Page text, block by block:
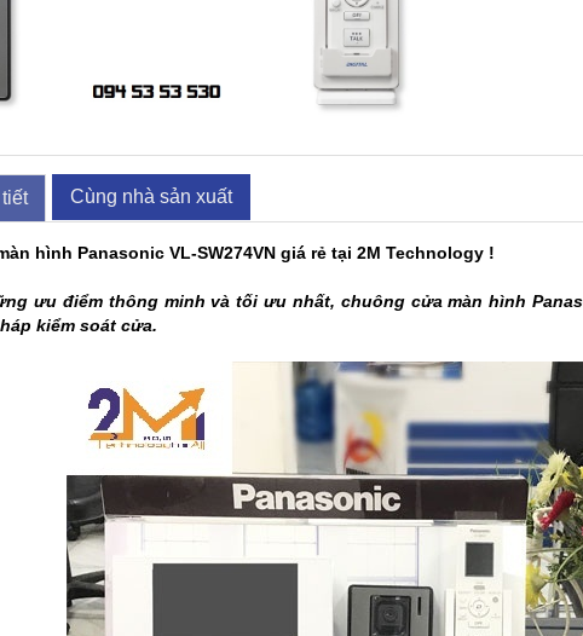
Cùng nhà sản xuất
hình Panasonic VL-SW274VN giá rẻ tại 2M Technology !
ưu điểm thông minh và tối ưu nhất, chuông cửa màn hình
kiểm soát cửa.